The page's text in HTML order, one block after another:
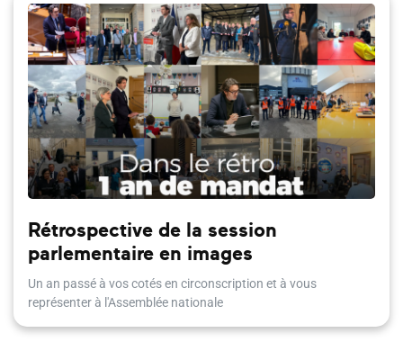
Rétrospective de la session
parlementaire en images
Un an passé à vos cotés en circonscription et à vous
représenter à l'Assemblée nationale